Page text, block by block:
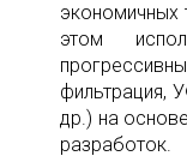
экономичных
этом
фильтрация,
др.) на
разработок.